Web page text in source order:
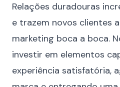
Relações duradouras
e trazem novos clientes
marketing boca a boca.
investir em elementos
experiência satisfatória,